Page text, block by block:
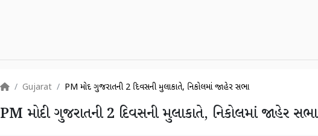
Gujarat PM મોદી ગુજરાતની 2 દિવસની મુલાકાતે, નિકોલમાં જાહેર સભા
PM મોદી ગુજરાતની 2 દિવસની મુલાકાતે, નિકોલમાં જાહેર સભા